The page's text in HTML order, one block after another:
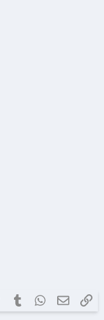
Pinterest
Tumblr WhatsApp
อีเมล ลิ